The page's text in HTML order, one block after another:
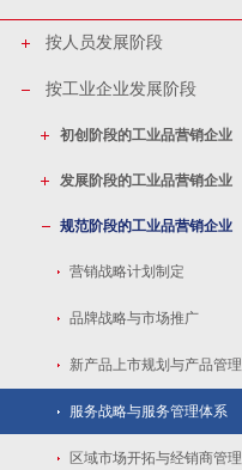
按人员发展阶段
按工业企业发展阶段
初创阶段的工业品营销企业
发展阶段的工业品营销企业
规范阶段的工业品营销企业
营销战略计划制定
品牌战略与市场推广
新产品上市规划与产品管理
服务战略与服务管理体系
区域市场开拓与经销商管理